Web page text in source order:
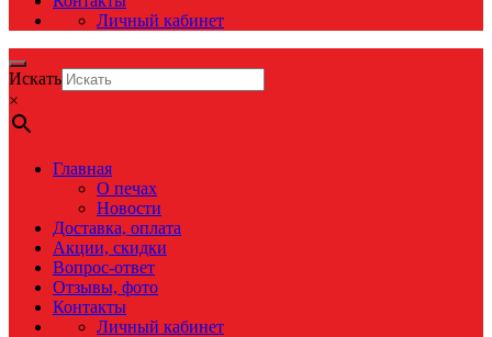
Личный кабинет
Искать
×
Главная
О печах
Новости
Доставка, оплата
Акции, скидки
Вопрос-ответ
Отзывы, фото
Контакты
Личный кабинет